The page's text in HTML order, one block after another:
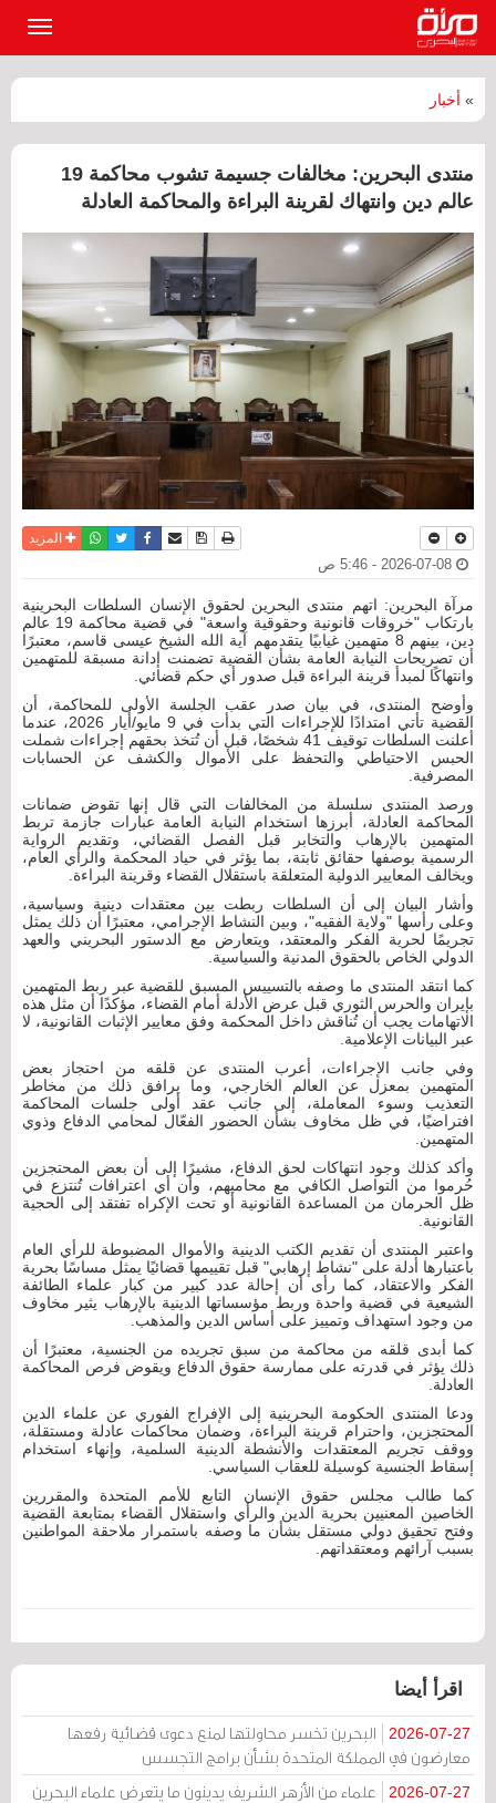
» أخبار
منتدى البحرين: مخالفات جسيمة تشوب محاكمة 19
عالم دين وانتهاك لقرينة البراءة والمحاكمة العادلة
نسخة للطباعة
حفظ الموضوع
أرسل الى صديق
فيسبوكتويترواتسابالمزيد
مرآة البحرين: اتهم منتدى البحرين لحقوق الإنسان السلطات البحرينية
بارتكاب "خروقات قانونية وحقوقية واسعة" في قضية محاكمة 19 عالم
دين، بينهم 8 متهمين غيابيًا يتقدمهم آية الله الشيخ عيسى قاسم، معتبرًا
أن تصريحات النيابة العامة بشأن القضية تضمنت إدانة مسبقة للمتهمين
وانتهاكًا لمبدأ قرينة البراءة قبل صدور أي حكم قضائي.
وأوضح المنتدى، في بيان صدر عقب الجلسة الأولى للمحاكمة، أن
القضية تأتي امتدادًا للإجراءات التي بدأت في 9 مايو/أيار 2026، عندما
أعلنت السلطات توقيف 41 شخصًا، قبل أن تُتخذ بحقهم إجراءات شملت
الحبس الاحتياطي والتحفظ على الأموال والكشف عن الحسابات
المصرفية.
ورصد المنتدى سلسلة من المخالفات التي قال إنها تقوض ضمانات
المحاكمة العادلة، أبرزها استخدام النيابة العامة عبارات جازمة تربط
المتهمين بالإرهاب والتخابر قبل الفصل القضائي، وتقديم الرواية
الرسمية بوصفها حقائق ثابتة، بما يؤثر في حياد المحكمة والرأي العام،
ويخالف المعايير الدولية المتعلقة باستقلال القضاء وقرينة البراءة.
وأشار البيان إلى أن السلطات ربطت بين معتقدات دينية وسياسية،
وعلى رأسها "ولاية الفقيه"، وبين النشاط الإجرامي، معتبرًا أن ذلك يمثل
تجريمًا لحرية الفكر والمعتقد، ويتعارض مع الدستور البحريني والعهد
الدولي الخاص بالحقوق المدنية والسياسية.
كما انتقد المنتدى ما وصفه بالتسييس المسبق للقضية عبر ربط المتهمين
بإيران والحرس الثوري قبل عرض الأدلة أمام القضاء، مؤكدًا أن مثل هذه
الاتهامات يجب أن تُناقش داخل المحكمة وفق معايير الإثبات القانونية، لا
عبر البيانات الإعلامية.
وفي جانب الإجراءات، أعرب المنتدى عن قلقه من احتجاز بعض
المتهمين بمعزل عن العالم الخارجي، وما يرافق ذلك من مخاطر
التعذيب وسوء المعاملة، إلى جانب عقد أولى جلسات المحاكمة
افتراضيًا، في ظل مخاوف بشأن الحضور الفعّال لمحامي الدفاع وذوي
المتهمين.
وأكد كذلك وجود انتهاكات لحق الدفاع، مشيرًا إلى أن بعض المحتجزين
حُرموا من التواصل الكافي مع محاميهم، وأن أي اعترافات تُنتزع في
ظل الحرمان من المساعدة القانونية أو تحت الإكراه تفتقد إلى الحجية
القانونية.
واعتبر المنتدى أن تقديم الكتب الدينية والأموال المضبوطة للرأي العام
باعتبارها أدلة على "نشاط إرهابي" قبل تقييمها قضائيًا يمثل مساسًا بحرية
الفكر والاعتقاد، كما رأى أن إحالة عدد كبير من كبار علماء الطائفة
الشيعية في قضية واحدة وربط مؤسساتها الدينية بالإرهاب يثير مخاوف
من وجود استهداف وتمييز على أساس الدين والمذهب.
كما أبدى قلقه من محاكمة من سبق تجريده من الجنسية، معتبرًا أن
ذلك يؤثر في قدرته على ممارسة حقوق الدفاع ويقوض فرص المحاكمة
العادلة.
ودعا المنتدى الحكومة البحرينية إلى الإفراج الفوري عن علماء الدين
المحتجزين، واحترام قرينة البراءة، وضمان محاكمات عادلة ومستقلة،
ووقف تجريم المعتقدات والأنشطة الدينية السلمية، وإنهاء استخدام
إسقاط الجنسية كوسيلة للعقاب السياسي.
كما طالب مجلس حقوق الإنسان التابع للأمم المتحدة والمقررين
الخاصين المعنيين بحرية الدين والرأي واستقلال القضاء بمتابعة القضية
وفتح تحقيق دولي مستقل بشأن ما وصفه باستمرار ملاحقة المواطنين
بسبب آرائهم ومعتقداتهم.
اقرأ أيضا
2026-07-27
البحرين تخسر محاولتها لمنع دعوى قضائية رفعها
معارضون في المملكة المتحدة بشأن برامج التجسس
2026-07-27
علماء من الأزهر الشريف يدينون ما يتعرض علماء البحرين